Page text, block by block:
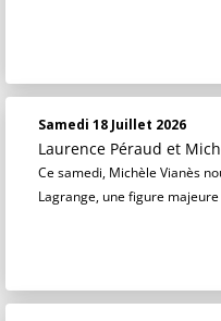
Samedi 18 Juillet 2026
Laurence Péraud et
Ce samedi, Michèle Vianès
Lagrange, une figure